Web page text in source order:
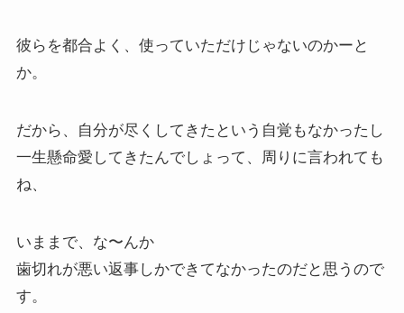
彼らを都合よく、使っていただけじゃないのかーと
か。
だから、自分が尽くしてきたという自覚もなかったし
一生懸命愛してきたんでしょって、周りに言われても
ね、
いままで、な〜んか
歯切れが悪い返事しかできてなかったのだと思うので
す。